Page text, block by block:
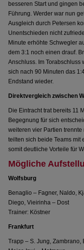
besseren Start und gingen
Führung. Werder war nun
Ausgleich durch Petersen
Unentschieden nicht
Minute erhöhte Schwegler
dem 3:1 noch einen drauf.
Anschluss. Im Torabschluss
sich nach 90 Minuten das
Endstand wieder.
Direktvergleich zwischen
Die Eintracht trat bereits 11
Begegnung für sich
weiteren vier Partien
teilten sich beide Teams mit
somit deutliche Vorteile für
Mögliche
Wolfsburg
Benaglio – Fagner, Naldo,
Diego, Vieirinha – Dost
Trainer: Köstner
Frankfurt
Trapp – S. Jung, Zambrano,